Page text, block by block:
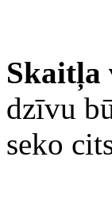
Skaitļa
dzīvu
seko